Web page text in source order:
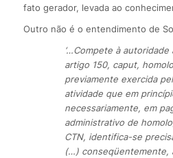
fato gerador, levada ao
Outro não é o entendimento de
‘…Compete à autoridade
artigo 150, caput,
previamente exercida
atividade que em
necessariamente, em
administrativo de
CTN, identifica-se
(…) conseqüentemente,